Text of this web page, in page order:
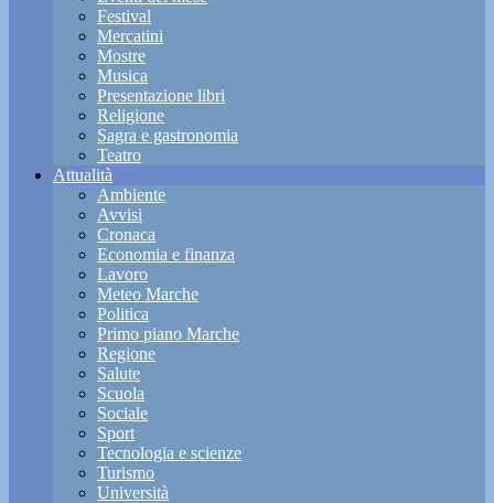
Festival
Mercatini
Mostre
Musica
Presentazione libri
Religione
Sagra e gastronomia
Teatro
Attualità
Ambiente
Avvisi
Cronaca
Economia e finanza
Lavoro
Meteo Marche
Politica
Primo piano Marche
Regione
Salute
Scuola
Sociale
Sport
Tecnologia e scienze
Turismo
Università